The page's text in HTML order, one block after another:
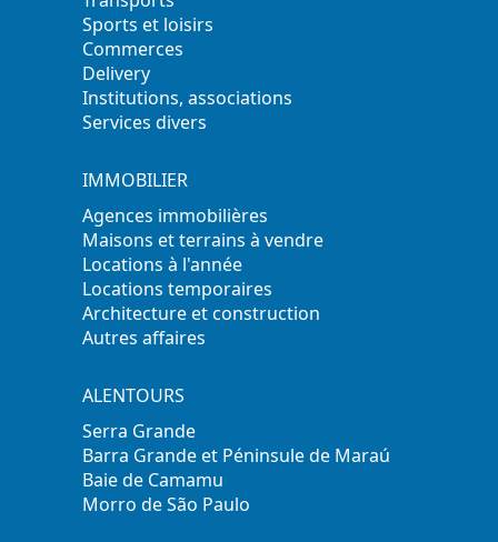
Sports et loisirs
Commerces
Delivery
Institutions, associations
Services divers
IMMOBILIER
Agences immobilières
Maisons et terrains à vendre
Locations à l'année
Locations temporaires
Architecture et construction
Autres affaires
ALENTOURS
Serra Grande
Barra Grande et Péninsule de Maraú
Baie de Camamu
Morro de São Paulo